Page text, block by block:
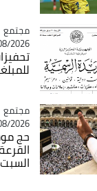
Catégorie
مجتمع
- 22:38
Catégorie
مجتمع
- 21:27
السبت 15 أوت